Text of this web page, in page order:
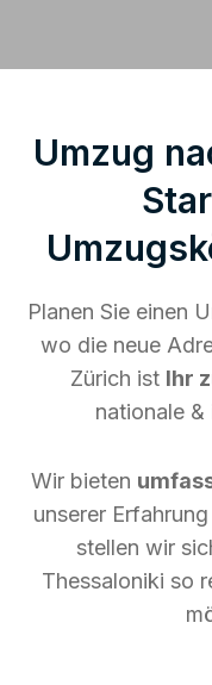
Umzug
Planen Sie einen
wo die neue
Zürich ist Ihr
nationale
Wir bieten
unserer
stellen wir
Thessaloniki so